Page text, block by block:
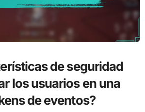
de seguridad
los usuarios en una
de eventos?